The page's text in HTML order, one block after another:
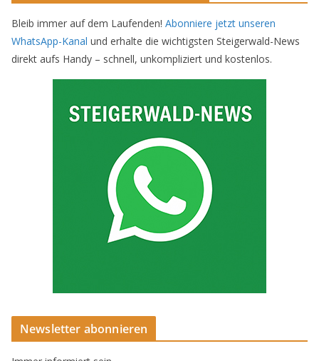
Bleib immer auf dem Laufenden! Abonniere jetzt unseren
WhatsApp-Kanal und erhalte die wichtigsten Steigerwald-News
direkt aufs Handy – schnell, unkompliziert und kostenlos.
Newsletter abonnieren